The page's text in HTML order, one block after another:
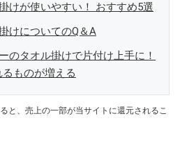
けが使いやすい！ おすすめ5選
けについてのQ＆A
のタオル掛けで片付け上手に！
ものが増える
と、売上の一部が当サイトに還元されるこ